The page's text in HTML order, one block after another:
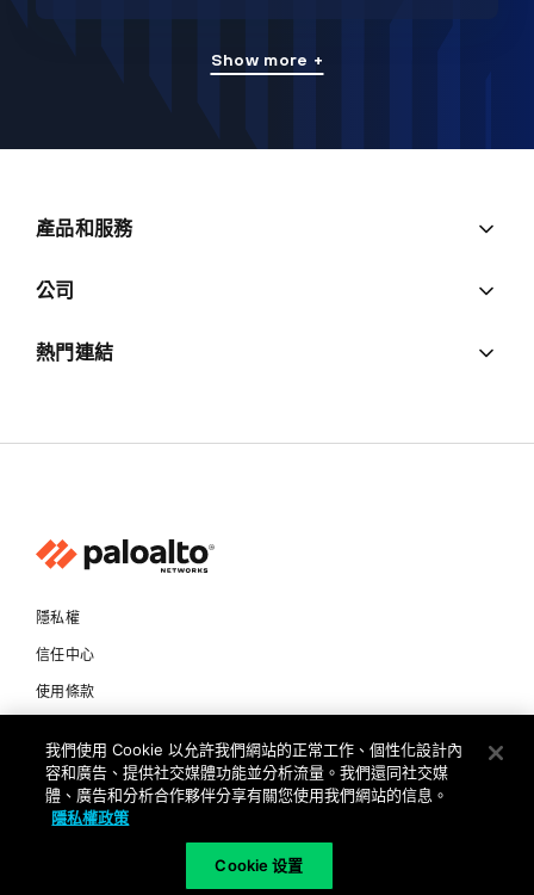
Show more +
產品和服務
公司
熱門連結
隱私權
信任中心
使用條款
Copyright © 2026 Palo Alto Networks. All Rights Reserved
我們使用 Cookie 以允許我們網站的正常工作、個性化設計內
容和廣告、提供社交媒體功能並分析流量。我們還同社交媒
體、廣告和分析合作夥伴分享有關您使用我們網站的信息。
隱私權政策
Cookie 设置